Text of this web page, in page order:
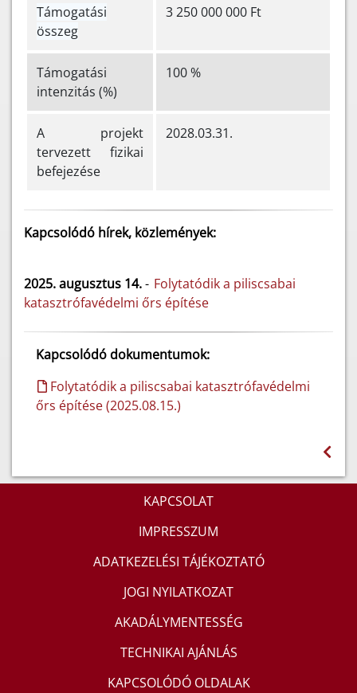
Támogatási
összeg
3 250 000 000 Ft
Támogatási
intenzitás (%)
100 %
A projekt
tervezett fizikai
befejezése
2028.03.31.
Kapcsolódó hírek, közlemények:
2025. augusztus 14.- Folytatódik a piliscsabai
katasztrófavédelmi őrs építése
Kapcsolódó dokumentumok:
Folytatódik a piliscsabai katasztrófavédelmi
őrs építése (2025.08.15.)
KAPCSOLAT
IMPRESSZUM
ADATKEZELÉSI TÁJÉKOZTATÓ
JOGI NYILATKOZAT
AKADÁLYMENTESSÉG
TECHNIKAI AJÁNLÁS
KAPCSOLÓDÓ OLDALAK